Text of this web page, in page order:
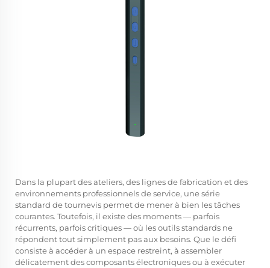
Dans la plupart des ateliers, des lignes de fabrication et des
environnements professionnels de service, une série
standard de tournevis permet de mener à bien les tâches
courantes. Toutefois, il existe des moments — parfois
récurrents, parfois critiques — où les outils standards ne
répondent tout simplement pas aux besoins. Que le défi
consiste à accéder à un espace restreint, à assembler
délicatement des composants électroniques ou à exécuter